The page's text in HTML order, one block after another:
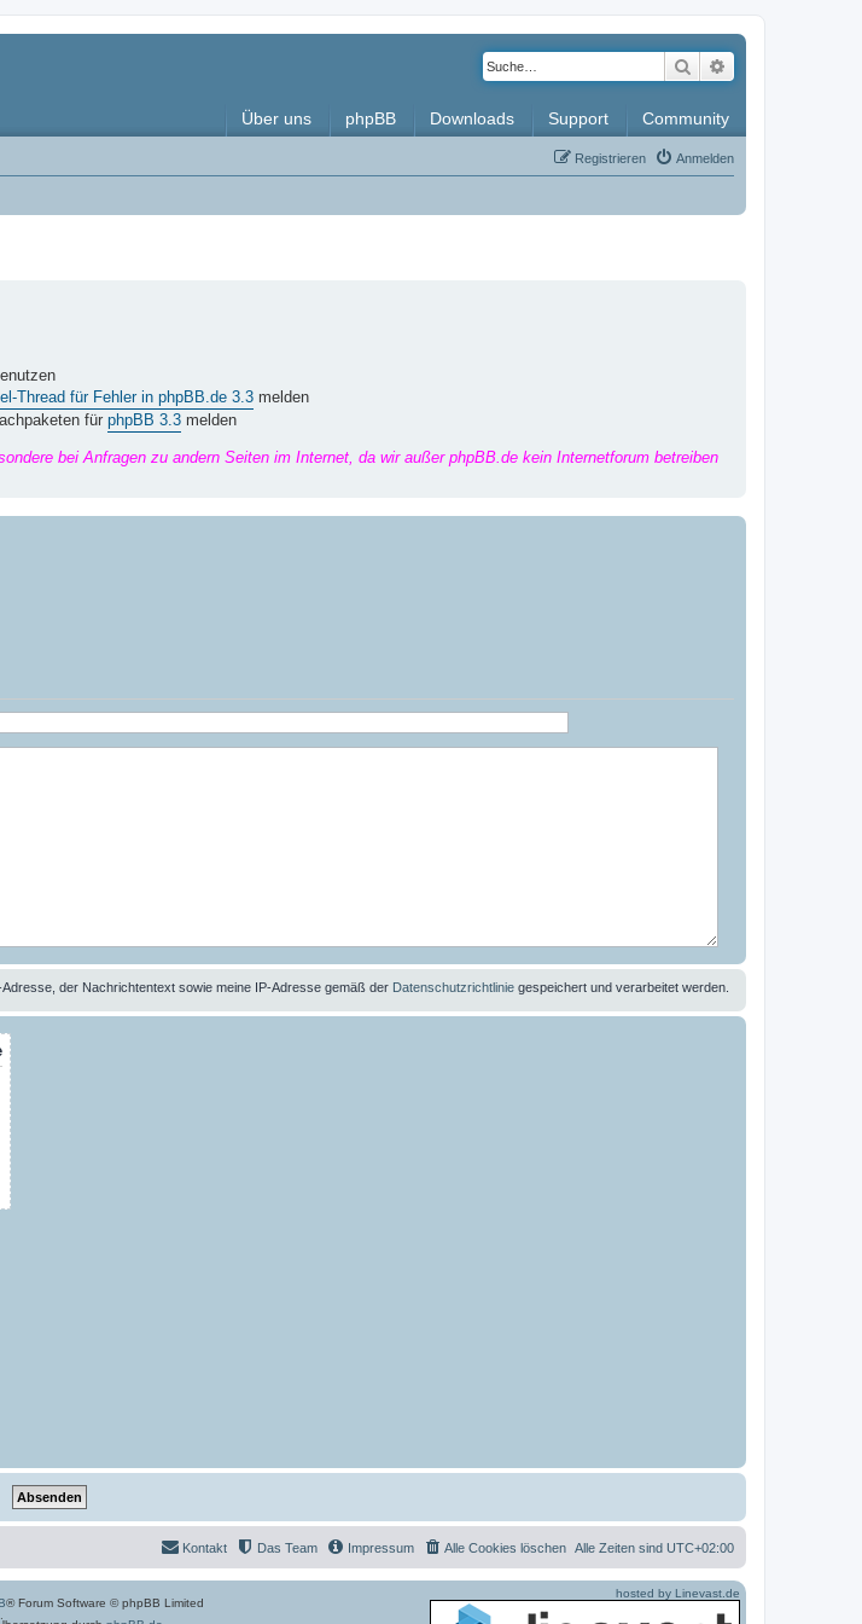
Suche
Über uns phpBB Downloads Support Community
Anmelden
Registrieren
Thread für Fehler in phpBB.de 3.3 melden
für phpBB 3.3 melden
bei Anfragen zu andern Seiten im Internet, da wir außer phpBB.de kein Internetforum betreiben
der Nachrichtentext sowie meine IP-Adresse gemäß der Datenschutzrichtlinie gespeichert und verarbeitet werden.
Alle Zeiten sind UTC+02:00
Alle Cookies löschen
Impressum
Das Team
Kontakt
® Forum Software © phpBB Limited
hosted by Linevast.de